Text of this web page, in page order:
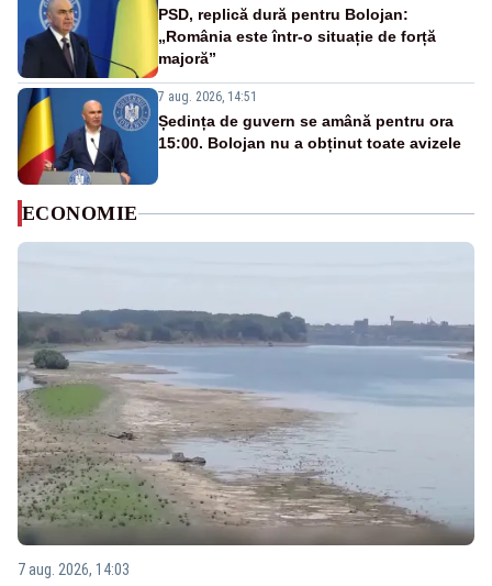
PSD, replică dură pentru Bolojan:
„România este într-o situație de forță
majoră”
7 aug. 2026, 14:51
Ședința de guvern se amână pentru ora
15:00. Bolojan nu a obținut toate avizele
ECONOMIE
7 aug. 2026, 14:03